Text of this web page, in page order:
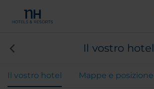
Il vostro hotel
Il vostro hotel Mappe e posizione